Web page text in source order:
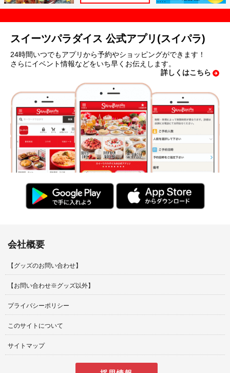
スイーツパラダイス 公式アプリ(スイパラ)
24時間いつでもアプリから予約やショッピングができます！
さらにイベント情報などをいち早くお伝えします。
詳しくはこちら
会社概要
【グッズのお問い合わせ】
【お問い合わせ※グッズ以外】
プライバシーポリシー
このサイトについて
サイトマップ